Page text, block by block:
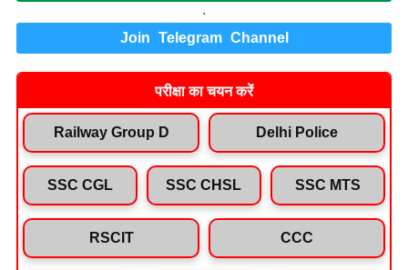
.
Join Telegram Channel
परीक्षा का चयन करें
Railway Group D Delhi Police
SSC CGL SSC CHSL SSC MTS
RSCIT CCC